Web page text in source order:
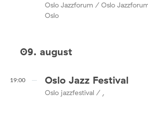
Oslo Jazzforum / Oslo
Oslo
09. august
19:00 Oslo Jazz Festival
Oslo jazzfestival / ,